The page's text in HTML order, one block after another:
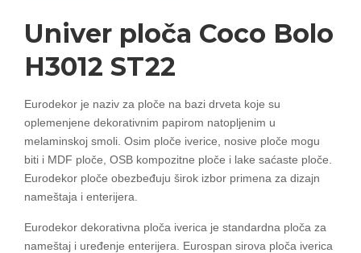
Univer ploča Coco Bolo
H3012 ST22
Eurodekor je naziv za ploče na bazi drveta koje su
oplemenjene dekorativnim papirom natopljenim u
melaminskoj smoli. Osim ploče iverice, nosive ploče mogu
biti i MDF ploče, OSB kompozitne ploče i lake saćaste ploče.
Eurodekor ploče obezbeđuju širok izbor primena za dizajn
nameštaja i enterijera.
Eurodekor dekorativna ploča iverica je standardna ploča za
nameštaj i uređenje enterijera. Eurospan sirova ploča iverica